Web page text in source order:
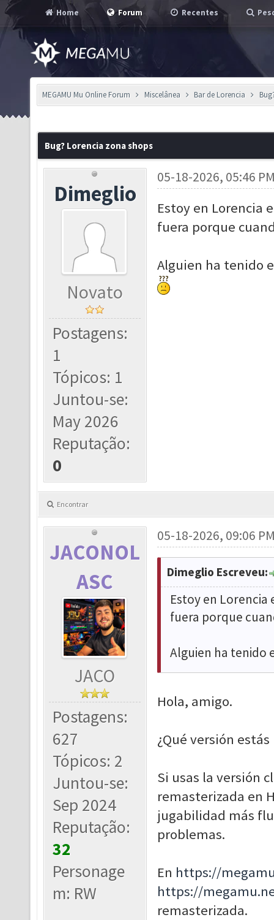
Home Forum Recentes
MEGAMU Mu Online Forum Miscelânea Bar de Lorencia
Bug? Lorencia zona shops
Dimeglio
Novato
Postagens:
1
Tópicos: 1
Juntou-se:
May 2026
Reputação:
0
05-18-2026, 05:46
Estoy en Lorencia
fuera porque
Alguien ha tenido
Encontrar
JACONOL
ASC
JACO
Postagens:
627
Tópicos: 2
Juntou-se:
Sep 2024
Reputação:
32
Personage
m: RW
05-18-2026, 09:06
Dimeglio Escreveu:
Estoy en
fuera porque
Alguien ha tenido
Hola, amigo.
¿Qué versión
Si usas la versión
remasterizada en
jugabilidad más
problemas.
En https://
https://
remasterizada.